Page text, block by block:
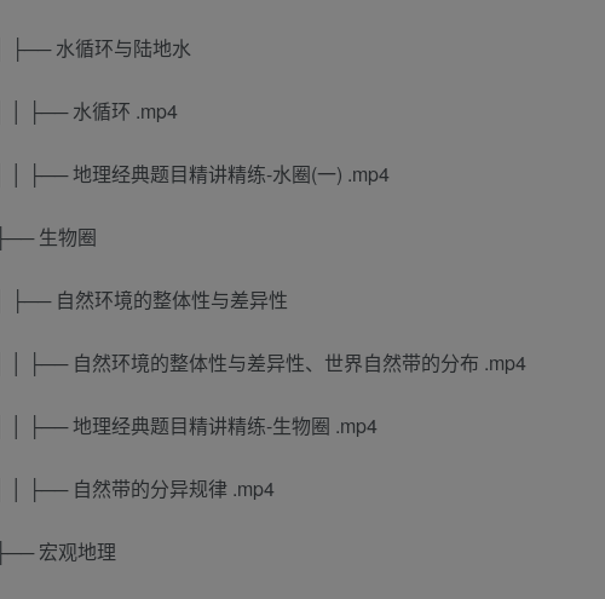
│ ├── 水循环与陆地水
│ │ ├── 水循环 .mp4
│ │ ├── 地理经典题目精讲精练-水圈(一) .mp4
├── 生物圈
│ ├── 自然环境的整体性与差异性
│ │ ├── 自然环境的整体性与差异性、世界自然带的分布 .mp4
│ │ ├── 地理经典题目精讲精练-生物圈 .mp4
│ │ ├── 自然带的分异规律 .mp4
├── 宏观地理